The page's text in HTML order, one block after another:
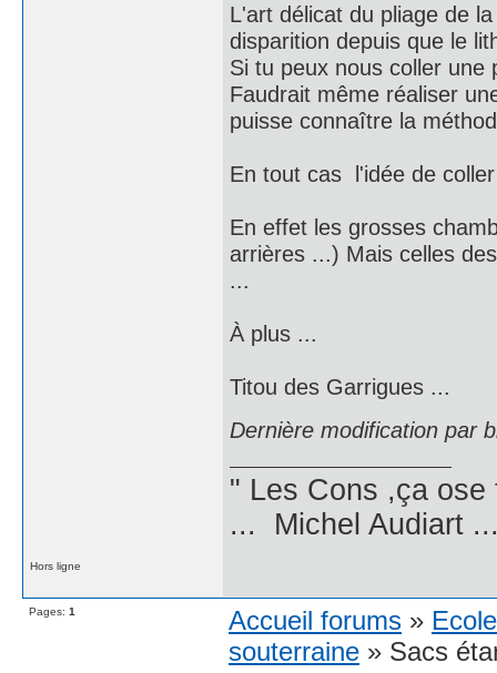
L'art délicat du pliage de
disparition depuis que le
Si tu peux nous coller une
Faudrait même réaliser
puisse connaître la
En tout cas l'idée de
En effet les grosses
arrières ...) Mais celles
...
À plus ...
Titou des Garrigues ...
Dernière modification par
" Les Cons ,ça
... Michel Audiart
Hors ligne
Pages: 1 Accueil forums »
souterraine » Sacs